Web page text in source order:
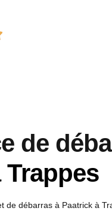
de
Trappes
de débarras à Paatrick à